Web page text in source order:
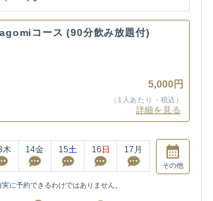
コース (90分飲み放題付)
5,000円
（1人あたり・税込）
詳細を見る
木 14金 15土 16 日 17 月
その他
に予約できるわけではありません。